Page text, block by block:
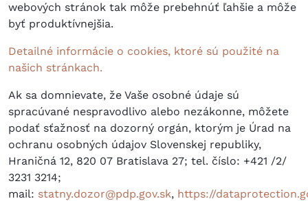
webových stránok tak môže prebehnúť ľahšie a môže
byť produktívnejšia.
Detailné informácie o cookies, ktoré sú použité na
našich stránkach.
Ak sa domnievate, že Vaše osobné údaje sú
spracúvané nespravodlivo alebo nezákonne, môžete
podať sťažnosť na dozorný orgán, ktorým je Úrad na
ochranu osobných údajov Slovenskej republiky,
Hraničná 12, 820 07 Bratislava 27; tel. číslo: +421 /2/
3231 3214;
mail: statny.dozor@pdp.gov.sk, https://